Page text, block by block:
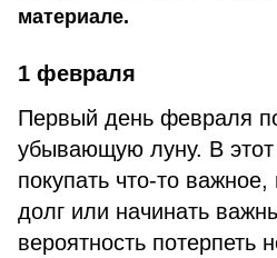
материале.
1 февраля
Первый день февраля
убывающую луну. В
покупать что-то важное,
долг или начинать
вероятность потерпеть